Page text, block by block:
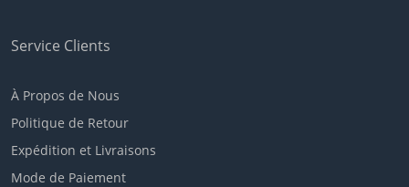
Service Clients
À Propos de Nous
Politique de Retour
Expédition et Livraisons
Mode de Paiement